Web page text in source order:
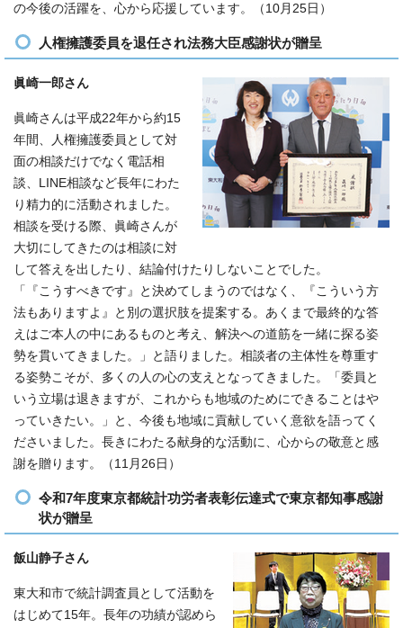
の今後の活躍を、心から応援しています。（10月25日）
人権擁護委員を退任され法務大臣感謝状が贈呈
眞崎一郎さん
眞崎さんは平成22年から約15
年間、人権擁護委員として対
面の相談だけでなく電話相
談、LINE相談など長年にわた
り精力的に活動されました。
相談を受ける際、眞崎さんが
大切にしてきたのは相談に対
して答えを出したり、結論付けたりしないことでした。
「『こうすべきです』と決めてしまうのではなく、『こういう方
法もありますよ』と別の選択肢を提案する。あくまで最終的な答
えはご本人の中にあるものと考え、解決への道筋を一緒に探る姿
勢を貫いてきました。」と語りました。相談者の主体性を尊重す
る姿勢こそが、多くの人の心の支えとなってきました。「委員と
いう立場は退きますが、これからも地域のためにできることはや
っていきたい。」と、今後も地域に貢献していく意欲を語ってく
ださいました。長きにわたる献身的な活動に、心からの敬意と感
謝を贈ります。（11月26日）
令和7年度東京都統計功労者表彰伝達式で東京都知事感謝
状が贈呈
飯山静子さん
東大和市で統計調査員として活動を
はじめて15年。長年の功績が認めら